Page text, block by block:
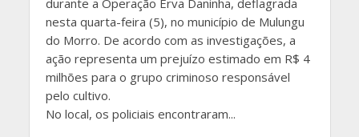
nesta quarta-feira (5), no município de Mulungu
do Morro. De acordo com as investigações, a
ação representa um prejuízo estimado em R$ 4
milhões para o grupo criminoso responsável
pelo cultivo.
No local, os policiais encontraram...